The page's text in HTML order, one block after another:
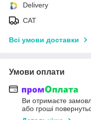
Delivery
САТ
Всі умови доставки
Умови оплати
Ви отримаєте
або гроші